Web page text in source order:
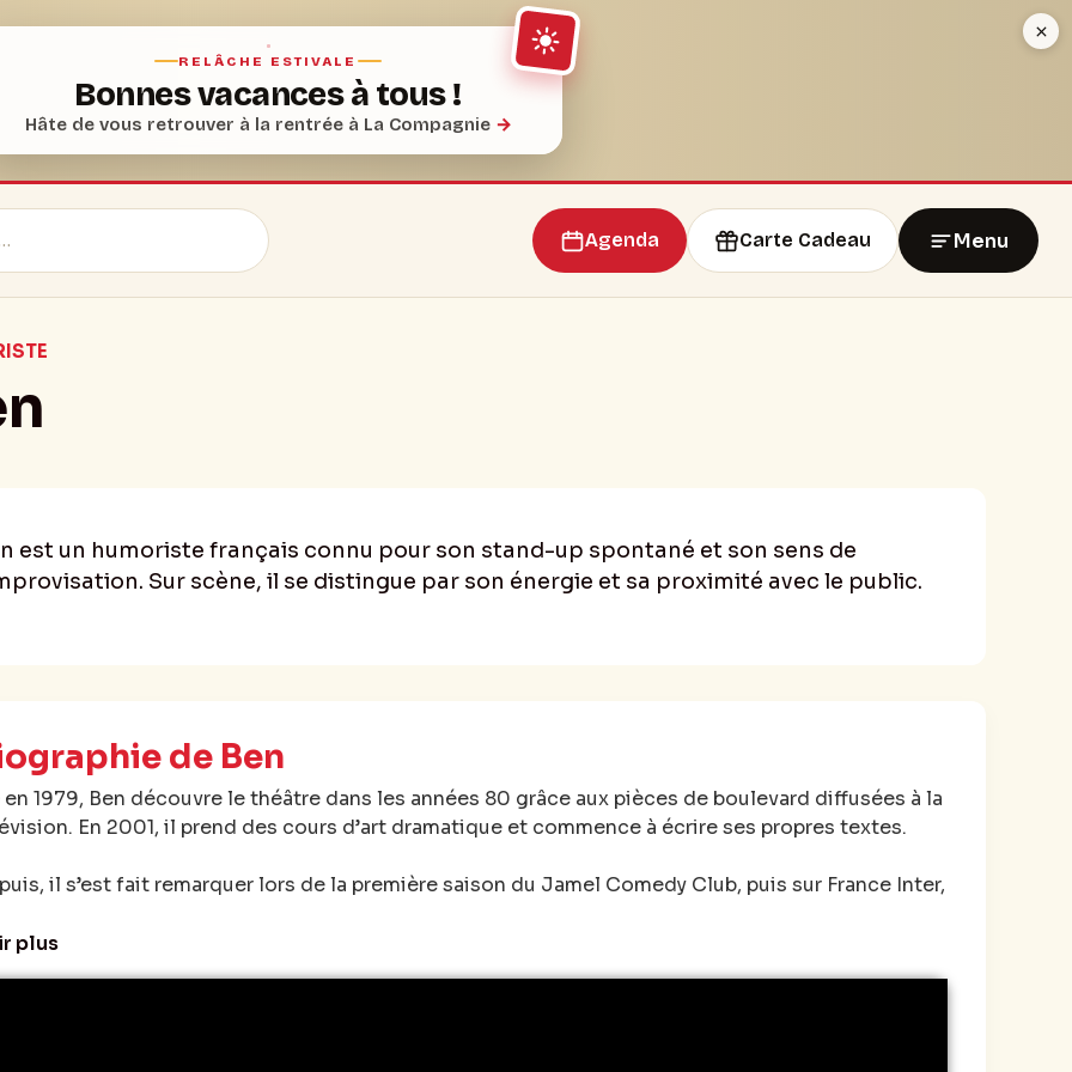
RELÂCHE ESTIVALE
Bonnes vacances à tous !
Hâte de vous retrouver à la rentrée à La Compagnie →
Agenda Carte Cadeau Menu
est un humoriste français connu pour son stand-up spontané et son sens de
Sur scène, il se distingue par son énergie et sa proximité avec le public.
de Ben
en 1979, Ben découvre le théâtre dans les années 80 grâce aux pièces de boulevard diffusées à la
En 2001, il prend des cours d’art dramatique et commence à écrire ses propres textes.
il s’est fait remarquer lors de la première saison du Jamel Comedy Club, puis sur France Inter,
à Cécile De France et Kad Mérad devant la caméra de Xavier Giannoli, joue dans différentes
télé comme “les invincibles” (Arte), ou “une belle histoire” (France 2).
plus